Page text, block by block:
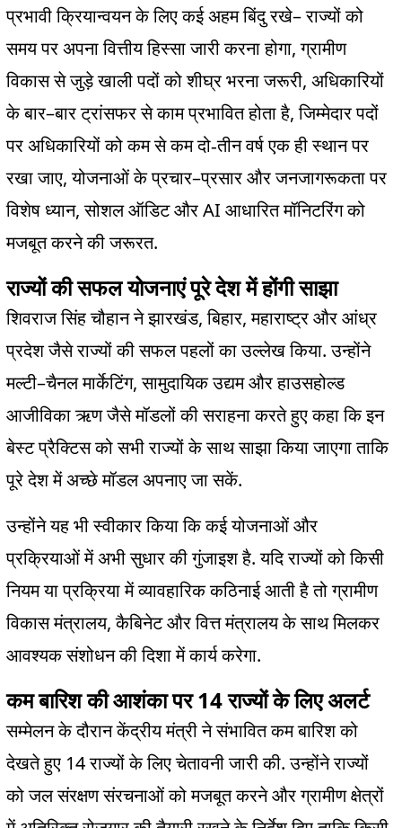
प्रभावी क्रियान्वयन के लिए कई अहम बिंदु रखे–राज्यों को
समय पर अपना वित्तीय हिस्सा जारी करना होगा,ग्रामीण
विकास से जुड़े खाली पदों को शीघ्र भरना जरूरी, अधिकारियों
के बार–बार ट्रांसफर से काम प्रभावित होता है,जिम्मेदार पदों
पर अधिकारियों को कम से कम दो‑तीन वर्ष एक ही स्थान पर
रखा जाए,योजनाओं के प्रचार–प्रसार और जनजागरूकता पर
विशेष ध्यान,सोशल ऑडिट और AI आधारित मॉनिटरिंग को
मजबूत करने की जरूरत.
राज्यों की सफल योजनाएं पूरे देश में होंगी साझा
शिवराज सिंह चौहान ने झारखंड,बिहार,महाराष्ट्र और आंध्र
प्रदेश जैसे राज्यों की सफल पहलों का उल्लेख किया.उन्होंने
मल्टी–चैनल मार्केटिंग,सामुदायिक उद्यम और हाउसहोल्ड
आजीविका ऋण जैसे मॉडलों की सराहना करते हुए कहा कि इन
बेस्ट प्रैक्टिस को सभी राज्यों के साथ साझा किया जाएगा ताकि
पूरे देश में अच्छे मॉडल अपनाए जा सकें.
उन्होंने यह भी स्वीकार किया कि कई योजनाओं और
प्रक्रियाओं में अभी सुधार की गुंजाइश है.यदि राज्यों को किसी
नियम या प्रक्रिया में व्यावहारिक कठिनाई आती है तो ग्रामीण
विकास मंत्रालय,कैबिनेट और वित्त मंत्रालय के साथ मिलकर
आवश्यक संशोधन की दिशा में कार्य करेगा.
कम बारिश की आशंका पर14राज्यों के लिए अलर्ट
सम्मेलन के दौरान केंद्रीय मंत्री ने संभावित कम बारिश को
देखते हुए 14राज्यों के लिए चेतावनी जारी की.उन्होंने राज्यों
को जल संरक्षण संरचनाओं को मजबूत करने और ग्रामीण क्षेत्रों